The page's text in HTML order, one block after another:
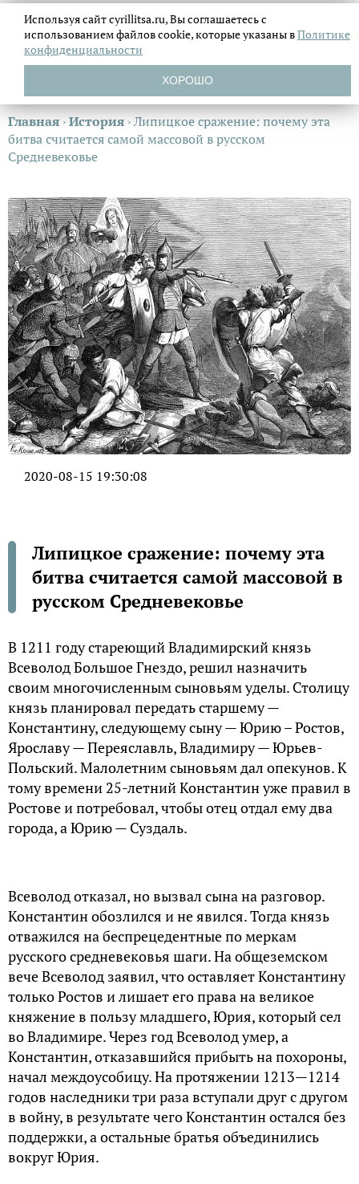
Главная ›История ›Липицкое сражение: почему эта
битва считается самой массовой в русском
Средневековье
2020-08-15 19:30:08
Липицкое сражение: почему эта
битва считается самой массовой в
русском Средневековье
В 1211 году стареющий Владимирский князь
Всеволод Большое Гнездо, решил назначить
своим многочисленным сыновьям уделы. Столицу
князь планировал передать старшему —
Константину, следующему сыну — Юрию – Ростов,
Ярославу — Переяславль, Владимиру — Юрьев-
Польский. Малолетним сыновьям дал опекунов. К
тому времени 25-летний Константин уже правил в
Ростове и потребовал, чтобы отец отдал ему два
города, а Юрию — Суздаль.
Всеволод отказал, но вызвал сына на разговор.
Константин обозлился и не явился. Тогда князь
отважился на беспрецедентные по меркам
русского средневековья шаги. На общеземском
вече Всеволод заявил, что оставляет Константину
только Ростов и лишает его права на великое
княжение в пользу младшего, Юрия, который сел
во Владимире. Через год Всеволод умер, а
Константин, отказавшийся прибыть на похороны,
начал междоусобицу. На протяжении 1213—1214
годов наследники три раза вступали друг с другом
в войну, в результате чего Константин остался без
поддержки, а остальные братья объединились
вокруг Юрия.
Используя сайт cyrillitsa.ru, Вы соглашаетесь с
использованием файловcookie, которые указаны вПолитике
конфиденциальности
ХОРОШО